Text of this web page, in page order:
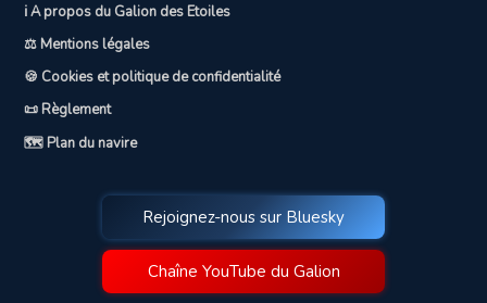
ℹ️ A propos du Galion des Etoiles
⚖️ Mentions légales
🍪 Cookies et politique de confidentialité
📜 Règlement
🗺️ Plan du navire
Rejoignez-nous sur Bluesky
Chaîne YouTube du Galion